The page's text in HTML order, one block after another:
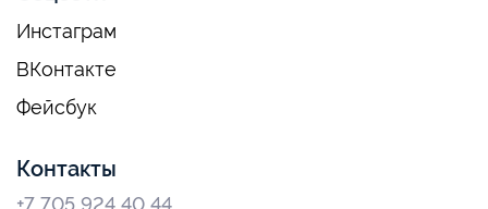
Инстаграм
ВКонтакте
Фейсбук
Контакты
+7 705 924 40 44